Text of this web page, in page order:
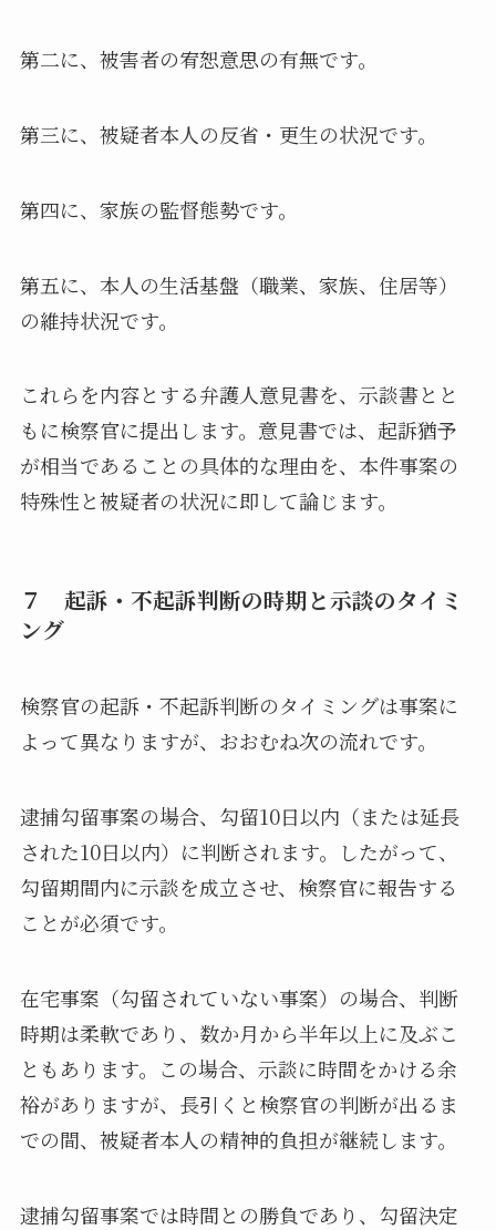
第二に、被害者の宥恕意思の有無です。
第三に、被疑者本人の反省・更生の状況です。
第四に、家族の監督態勢です。
第五に、本人の生活基盤（職業、家族、住居等）
の維持状況です。
これらを内容とする弁護人意見書を、示談書とと
もに検察官に提出します。意見書では、起訴猶予
が相当であることの具体的な理由を、本件事案の
特殊性と被疑者の状況に即して論じます。
７ 起訴・不起訴判断の時期と示談のタイミ
ング
検察官の起訴・不起訴判断のタイミングは事案に
よって異なりますが、おおむね次の流れです。
逮捕勾留事案の場合、勾留10日以内（または延長
された10日以内）に判断されます。したがって、
勾留期間内に示談を成立させ、検察官に報告する
ことが必須です。
在宅事案（勾留されていない事案）の場合、判断
時期は柔軟であり、数か月から半年以上に及ぶこ
ともあります。この場合、示談に時間をかける余
裕がありますが、長引くと検察官の判断が出るま
での間、被疑者本人の精神的負担が継続します。
逮捕勾留事案では時間との勝負であり、勾留決定